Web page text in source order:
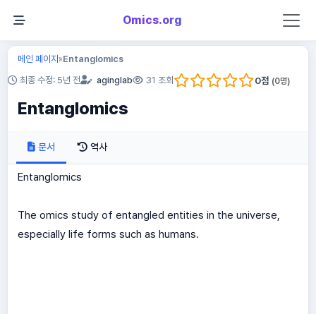
Omics.org
메인 페이지»Entanglomics
최종 수정: 5년 전 aginglab 31 조회 0점 (0명)
Entanglomics
문서 역사
Entanglomics
The omics study of entangled entities in the universe,
especially life forms such as humans.